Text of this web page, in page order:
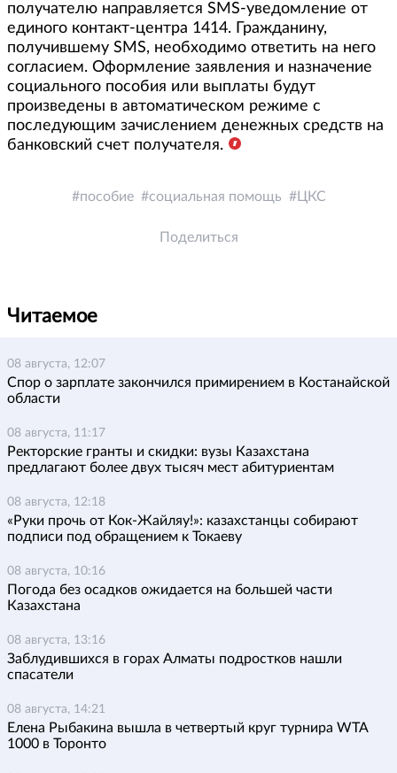
получателю направляется SMS-уведомление от
единого контакт-центра 1414. Гражданину,
получившему SMS, необходимо ответить на него
согласием. Оформление заявления и назначение
социального пособия или выплаты будут
произведены в автоматическом режиме с
последующим зачислением денежных средств на
банковский счет получателя.
пособие социальная помощь ЦКС
Поделиться
Читаемое
08 августа, 12:07
Спор о зарплате закончился примирением в Костанайской
области
08 августа, 11:17
Ректорские гранты и скидки: вузы Казахстана
предлагают более двух тысяч мест абитуриентам
08 августа, 12:18
«Руки прочь от Кок-Жайляу!»: казахстанцы собирают
подписи под обращением к Токаеву
08 августа, 10:16
Погода без осадков ожидается на большей части
Казахстана
08 августа, 13:16
Заблудившихся в горах Алматы подростков нашли
спасатели
08 августа, 14:21
Елена Рыбакина вышла в четвертый круг турнира WTA
1000 в Торонто